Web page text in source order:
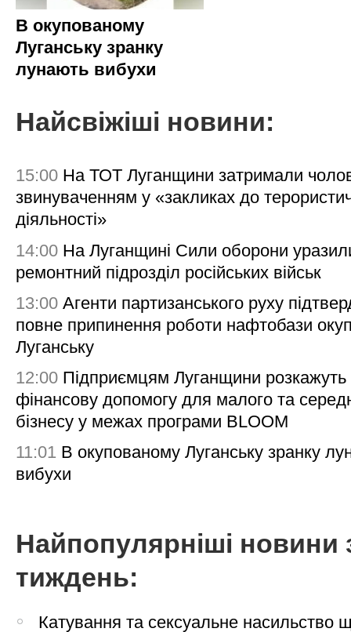
В окупованому
Луганську зранку
лунають вибухи
Найсвіжіші новини:
15:00 На ТОТ Луганщини затримали
звинуваченням у «закликах до
діяльності»
14:00 На Луганщині Сили оборони
ремонтний підрозділ російських військ
13:00 Агенти партизанського руху
повне припинення роботи нафтобази
Луганську
12:00 Підприємцям Луганщини розкажуть
фінансову допомогу для малого та
бізнесу у межах програми BLOOM
11:01 В окупованому Луганську зранку
вибухи
Найпопулярніші новини
тиждень:
Катування та сексуальне насильство